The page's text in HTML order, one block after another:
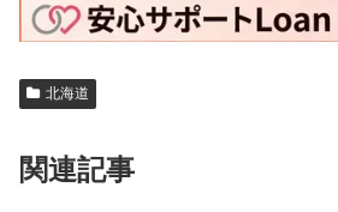
北海道
関連記事